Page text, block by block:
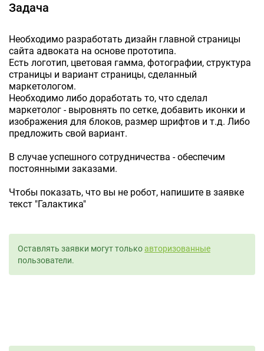
Задача
Необходимо разработать дизайн главной страницы
сайта адвоката на основе прототипа.
Есть логотип, цветовая гамма, фотографии, структура
страницы и вариант страницы, сделанный
маркетологом.
Необходимо либо доработать то, что сделал
маркетолог - выровнять по сетке, добавить иконки и
изображения для блоков, размер шрифтов и т.д. Либо
предложить свой вариант.
В случае успешного сотрудничества - обеспечим
постоянными заказами.
Чтобы показать, что вы не робот, напишите в заявке
текст "Галактика"
Оставлять заявки могут толькоавторизованные
пользователи.